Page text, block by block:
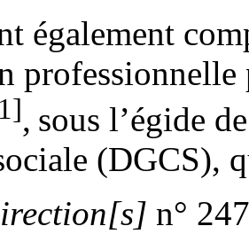
également
, sous l’égide
(DGCS),
n°